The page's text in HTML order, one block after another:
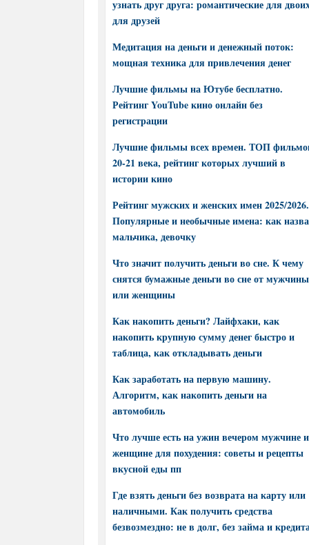
узнать друг друга: романтические для
для друзей
Медитация на деньги и денежный поток:
мощная техника для привлечения денег
Лучшие фильмы на Ютубе бесплатно.
Рейтинг YouTube кино онлайн без
регистрации
Лучшие фильмы всех времен. ТОП
20-21 века, рейтинг которых лучший в
истории кино
Рейтинг мужских и женских имен 2025/2026.
Популярные и необычные имена: как
мальчика, девочку
Что значит получить деньги во сне. К чему
снятся бумажные деньги во сне от мужчины
или женщины
Как накопить деньги? Лайфхаки, как
накопить крупную сумму денег быстро и
таблица, как откладывать деньги
Как заработать на первую машину.
Алгоритм, как накопить деньги на
автомобиль
Что лучше есть на ужин вечером мужчине и
женщине для похудения: советы и рецепты
вкусной еды пп
Где взять деньги без возврата на карту или
наличными. Как получить средства
безвозмездно: не в долг, без займа и